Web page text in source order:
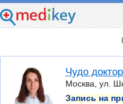
Чудо доктор
Москва, ул.
Запись на